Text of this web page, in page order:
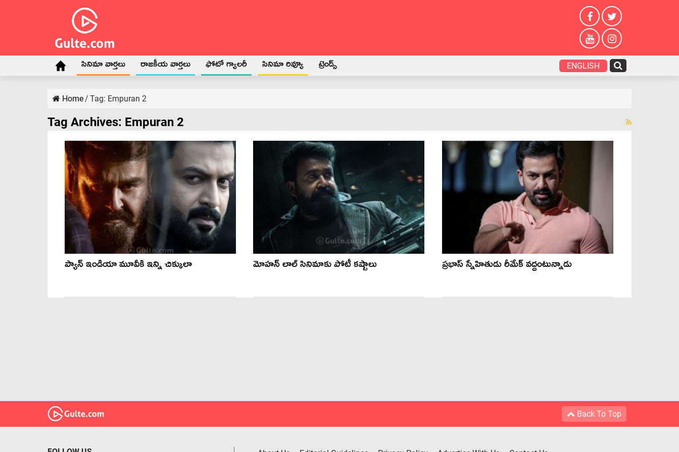
సినిమా వార్తలు రాజకీయ వార్తలు ఫోటో గ్యాలరీ సినిమా రివ్యూ ట్రెండ్స్ ENGLISH
Home/ Tag: Empuran 2
Tag Archives: Empuran 2
ప్యాన్ ఇండియా మూవీకి ఇన్ని చిక్కులా మోహన్ లాల్ సినిమాకు పోటీ కష్టాలు ప్రభాస్ స్నేహితుడు రీమేక్ వద్దంటున్నాడు
Back To Top